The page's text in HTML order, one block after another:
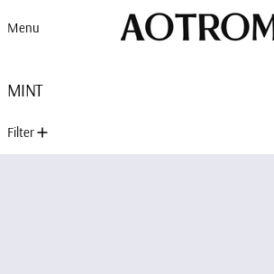
Menu
MINT
Filter